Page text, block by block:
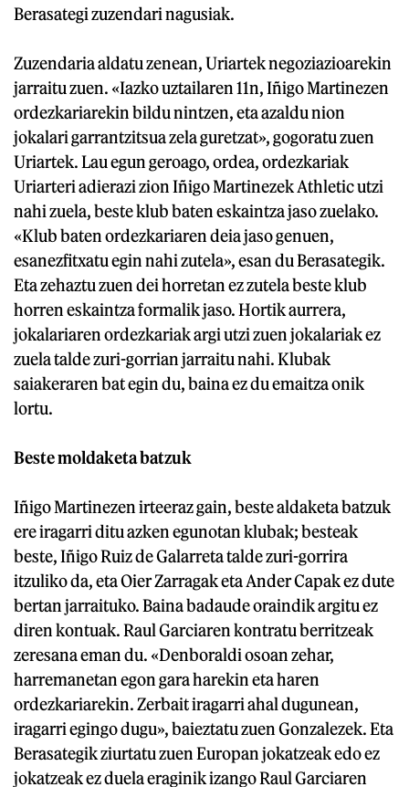
Berasategi zuzendari nagusiak.
Zuzendaria aldatu zenean, Uriartek negoziazioarekin
jarraitu zuen. «Iazko uztailaren 11n, Iñigo Martinezen
ordezkariarekin bildu nintzen, eta azaldu nion
jokalari garrantzitsua zela guretzat», gogoratu zuen
Uriartek. Lau egun geroago, ordea, ordezkariak
Uriarteri adierazi zion Iñigo Martinezek Athletic utzi
nahi zuela, beste klub baten eskaintza jaso zuelako.
«Klub baten ordezkariaren deia jaso genuen,
esanezfitxatu egin nahi zutela», esan du Berasategik.
Eta zehaztu zuen dei horretan ez zutela beste klub
horren eskaintza formalik jaso. Hortik aurrera,
jokalariaren ordezkariak argi utzi zuen jokalariak ez
zuela talde zuri-gorrian jarraitu nahi. Klubak
saiakeraren bat egin du, baina ez du emaitza onik
lortu.
Beste moldaketa batzuk
Iñigo Martinezen irteeraz gain, beste aldaketa batzuk
ere iragarri ditu azken egunotan klubak; besteak
beste, Iñigo Ruiz de Galarreta talde zuri-gorrira
itzuliko da, eta Oier Zarragak eta Ander Capak ez dute
bertan jarraituko. Baina badaude oraindik argitu ez
diren kontuak. Raul Garciaren kontratu berritzeak
zeresana eman du. «Denboraldi osoan zehar,
harremanetan egon gara harekin eta haren
ordezkariarekin. Zerbait iragarri ahal dugunean,
iragarri egingo dugu», baieztatu zuen Gonzalezek. Eta
Berasategik ziurtatu zuen Europan jokatzeak edo ez
jokatzeak ez duela eraginik izango Raul Garciaren